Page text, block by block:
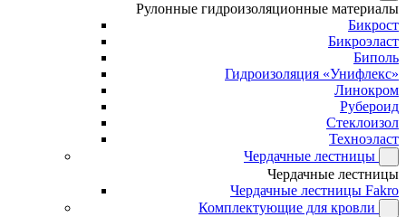
Рулонные гидроизоляционные материалы
Бикрост
Бикроэласт
Биполь
Гидроизоляция «Унифлекс»
Линокром
Рубероид
Стеклоизол
Техноэласт
Чердачные лестницы
Чердачные лестницы
Чердачные лестницы Fakro
Комплектующие для кровли